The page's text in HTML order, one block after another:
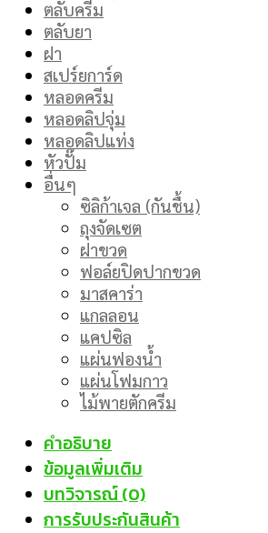
ตลับครีม
ตลับยา
ฝา
สเปร์ยการ์ด
หลอดครีม
หลอดลิปจุ่ม
หลอดลิปแท่ง
หัวปั๊ม
อื่นๆ
ซิลิก้าเจล (กันชื้น)
ถุงจัดเซต
ฝาขวด
ฟอล์ยปิดปากขวด
มาสคาร่า
แกลลอน
แคปซิล
แผ่นฟองน้ำ
แผ่นโฟมกาว
ไม้พายตักครีม
คำอธิบาย
ข้อมูลเพิ่มเติม
บทวิจารณ์ (0)
การรับประกันสินค้า